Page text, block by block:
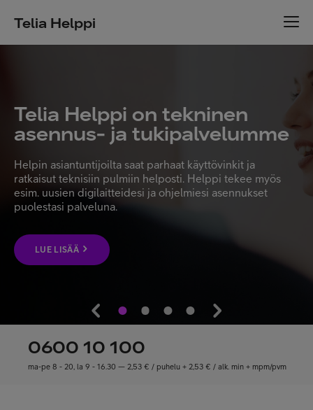
Telia Helppi
on tekninen
ja tukipalvelumme
saat parhaat käyttövinkit ja
pulmiin helposti. Helppi tekee myös
ja ohjelmiesi asennukset
Oletko
asennamme
0600 10 100
ma-pe 8 - 20, la 9 - 16.30 — 2,53 € / puhelu + 2,53 € / alk. min + mpm/pvm